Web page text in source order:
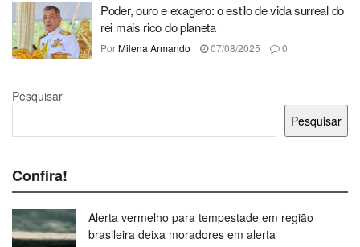
Poder, ouro e exagero: o estilo de vida surreal do
rei mais rico do planeta
PorMilena Armando 07/08/2025 0
Pesquisar
Pesquisar
Confira!
Alerta vermelho para tempestade em região
brasileira deixa moradores em alerta